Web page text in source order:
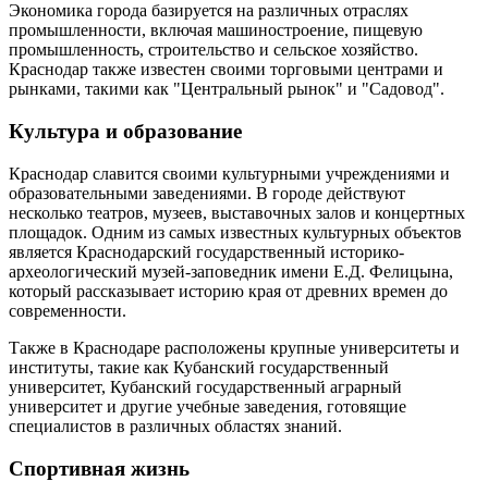
Экономика города базируется на различных отраслях
промышленности, включая машиностроение, пищевую
промышленность, строительство и сельское хозяйство.
Краснодар также известен своими торговыми центрами и
рынками, такими как "Центральный рынок" и "Садовод".
Культура и образование
Краснодар славится своими культурными учреждениями и
образовательными заведениями. В городе действуют
несколько театров, музеев, выставочных залов и концертных
площадок. Одним из самых известных культурных объектов
является Краснодарский государственный историко-
археологический музей-заповедник имени Е.Д. Фелицына,
который рассказывает историю края от древних времен до
современности.
Также в Краснодаре расположены крупные университеты и
институты, такие как Кубанский государственный
университет, Кубанский государственный аграрный
университет и другие учебные заведения, готовящие
специалистов в различных областях знаний.
Спортивная жизнь